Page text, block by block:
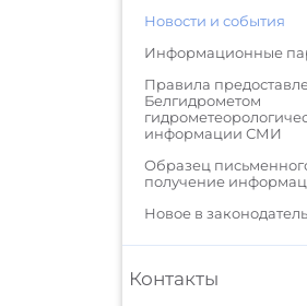
Новости и события
Информационные
Правила
Белгидрометом
информации СМИ
Образец
получение
Новое в
Контакты